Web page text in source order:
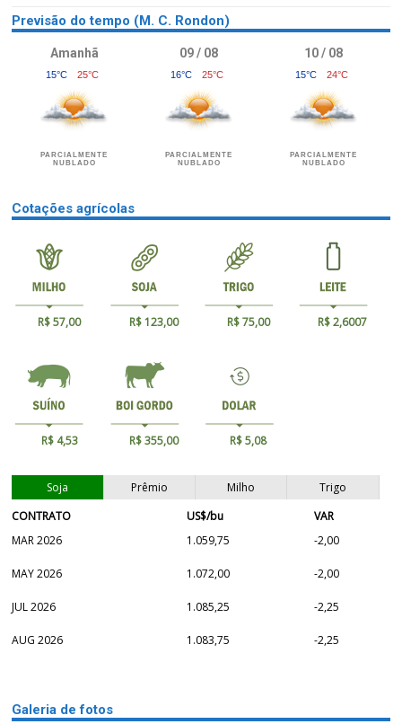
Previsão do tempo (M. C. Rondon)
Amanhã
15°C 25°C
PARCIALMENTE
NUBLADO
09 / 08
16°C 25°C
PARCIALMENTE
NUBLADO
10 / 08
15°C 24°C
PARCIALMENTE
NUBLADO
Cotações agrícolas
R$ 57,00 R$ 123,00 R$ 75,00 R$ 2,6007
R$ 4,53 R$ 355,00 R$ 5,08
Soja Prêmio Milho
Trigo
CONTRATO
US$/bu
VAR
MAR 2026
1.059,75 -2,00
MAY 2026 1.072,00 -2,00
JUL 2026 1.085,25 -2,25
AUG 2026 1.083,75 -2,25
Galeria de fotos